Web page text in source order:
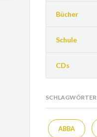
Bücher
Schule
CDs
SCHLAGWÖRTER
ABBA